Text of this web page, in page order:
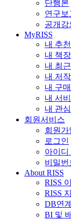
단행본
연구보
공개강
MyRISS
내 추
내 책장
내 최
내 저
내 구
내 서
내 관
회원서비스
회원가
로그인
아이디
비밀번
About RISS
RISS
RISS
DB연
BI 및